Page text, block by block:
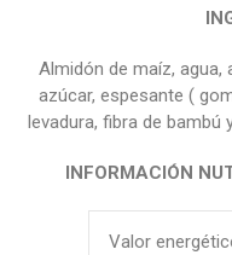
Almidón de maíz, agua,
azúcar, espesante (
levadura, fibra de
INFORMACIÓN
Valor